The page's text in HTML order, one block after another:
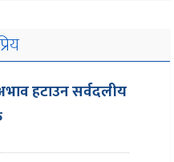
हटाउन सर्वदलीय